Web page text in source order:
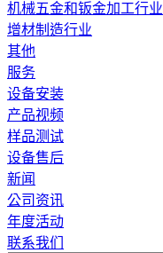
机械五金和钣金加工行业
增材制造行业
其他
服务
设备安装
产品视频
样品测试
设备售后
新闻
公司资讯
年度活动
联系我们